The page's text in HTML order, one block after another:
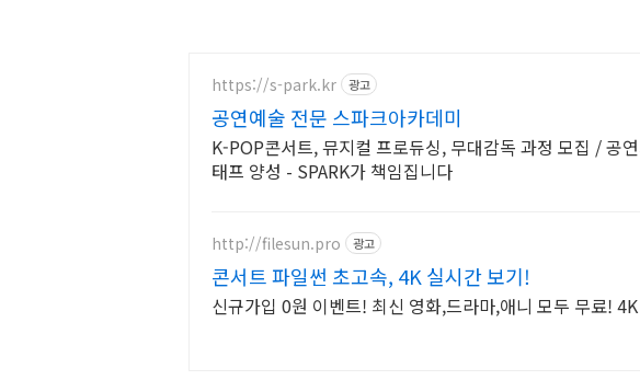
https://s-park.kr 광고
공연예술 전문 스파크아카데미
K-POP콘서트, 뮤지컬 프로듀싱, 무대감독 과정 모집 / 공
태프 양성 - SPARK가 책임집니다
http://filesun.pro 광고
콘서트 파일썬 초고속, 4K 실시간 보기!
신규가입 0원 이벤트! 최신 영화,드라마,애니 모두 무료!